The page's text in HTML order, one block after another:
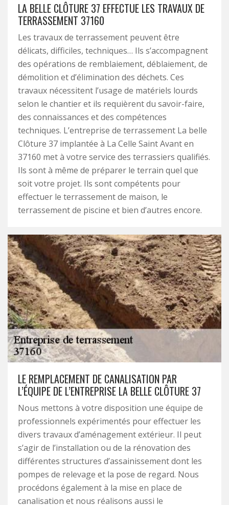
LA BELLE CLÔTURE 37 EFFECTUE LES TRAVAUX DE
TERRASSEMENT 37160
Les travaux de terrassement peuvent être
délicats, difficiles, techniques… Ils s’accompagnent
des opérations de remblaiement, déblaiement, de
démolition et d’élimination des déchets. Ces
travaux nécessitent l’usage de matériels lourds
selon le chantier et ils requièrent du savoir-faire,
des connaissances et des compétences
techniques. L’entreprise de terrassement La belle
Clôture 37 implantée à La Celle Saint Avant en
37160 met à votre service des terrassiers qualifiés.
Ils sont à même de préparer le terrain quel que
soit votre projet. Ils sont compétents pour
effectuer le terrassement de maison, le
terrassement de piscine et bien d’autres encore.
LE REMPLACEMENT DE CANALISATION PAR
L’ÉQUIPE DE L’ENTREPRISE LA BELLE CLÔTURE 37
Nous mettons à votre disposition une équipe de
professionnels expérimentés pour effectuer les
divers travaux d’aménagement extérieur. Il peut
s’agir de l’installation ou de la rénovation des
différentes structures d’assainissement dont les
pompes de relevage et la pose de regard. Nous
procédons également à la mise en place de
canalisation et nous réalisons aussi le